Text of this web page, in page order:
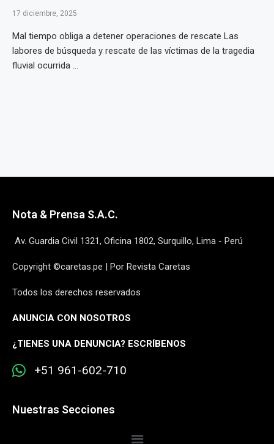
17 diciembre, 2025
Mal tiempo obliga a detener operaciones de rescate Las
labores de búsqueda y rescate de las víctimas de la tragedia
fluvial ocurrida ...
Nota & Prensa S.A.C.
Av. Guardia Civil 1321, Oficina 1802, Surquillo, Lima - Perú
Copyright ©caretas.pe | Por Revista Caretas
Todos los derechos reservados
ANUNCIA CON NOSOTROS
¿TIENES UNA DENUNCIA? ESCRÍBENOS
+51 961-602-710
Nuestras Secciones